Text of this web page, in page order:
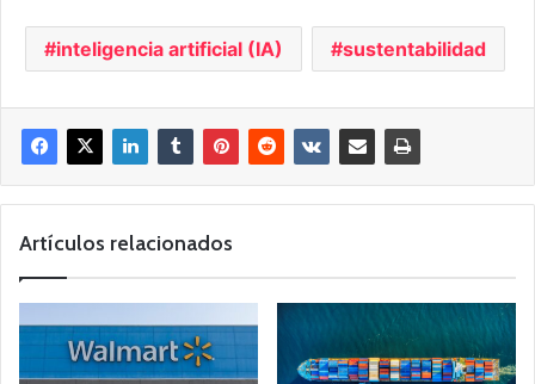
inteligencia artificial (IA) sustentabilidad
Artículos relacionados